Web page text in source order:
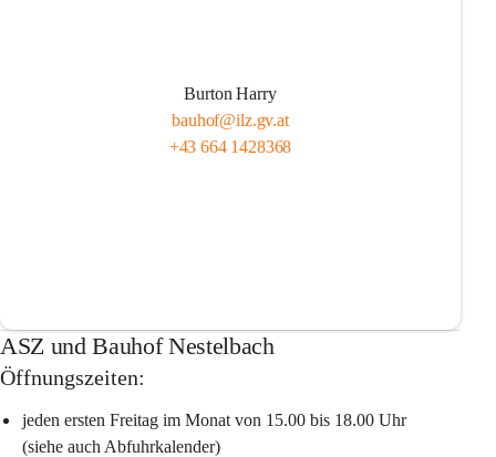
Burton Harry
bauhof@ilz.gv.at
+43 664 1428368
ASZ und Bauhof Nestelbach
Öffnungszeiten:
jeden ersten Freitag im Monat von 15.00 bis 18.00 Uhr
(siehe auch Abfuhrkalender)